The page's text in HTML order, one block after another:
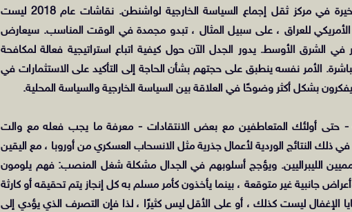
لقد أهمل كل من والت وميرشايمر التحولات الأخيرة في مركز ثقل إجماع السياسة الخارجية لواشنطن. نقاشات عام 2018 ليست
ضد الغزو الأمريكي للعراق ، على سبيل المثال ، تبدو مجمدة في الوقت المناسب. سيعارض
الشرق الأوسط. يدور الجدل الآن حول كيفية اتباع استراتيجية فعالة لمكافحة
الأمر نفسه ينطبق على حجتهم بشأن الحاجة إلى التأكيد على الاستثمارات في
حتى أولئك المتعاطفين مع بعض الانتقادات - معرفة ما يجب فعله مع والت
ذلك النتائج الوردية لأعمال جذرية مثل الانسحاب العسكري من أوروبا ، مع اليقين
الليبراليين. ويؤجج أسلوبهم في الجدال مشكلة شغل المنصب: فهم يلومون
جانبية غير متوقعة ، بينما يأخذون كأمر مسلم به كل إنجاز يتم تحقيقه أو كارثة
الإغفال ليست كذلك ، أو على الأقل ليس كثيرًا ، لذا فإن التصرف الذي يؤدي إلى